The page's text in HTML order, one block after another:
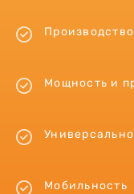
Мощность и
Мобильность